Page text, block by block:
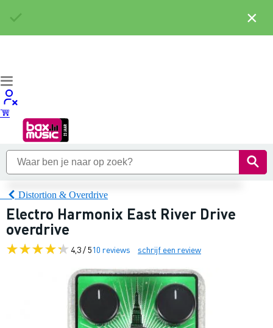
Distortion & Overdrive
Electro Harmonix East River Drive
overdrive
4,3 / 510 reviews schrijf een review
×